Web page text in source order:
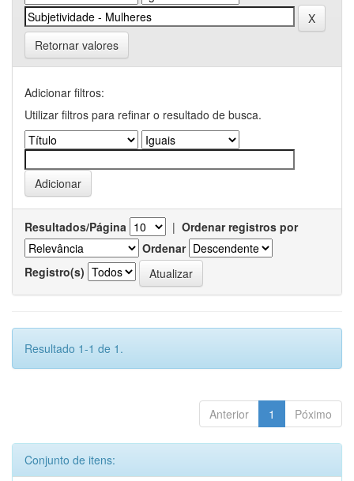
Retornar valores
Adicionar filtros:
Utilizar filtros para refinar o resultado de busca.
Resultados/Página | Ordenar registros por
Ordenar
Registro(s)
Resultado 1-1 de 1.
Anterior 1 Póximo
Conjunto de itens: